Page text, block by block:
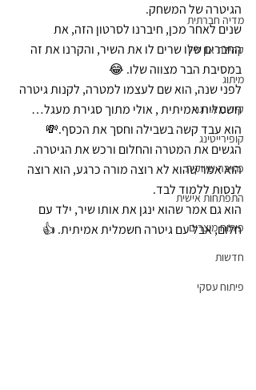
מדיה חברתית
קהילת און ליין
מיתוג
קידום אורגני
קופירייטינג
כתיבה שיווקית
התפתחות אישית
פיתוח מוצרים
חדשות
פיתוח עסקי
הגיטרה של המשחק.
שנים לאחר מכן, חיברנו לסרטון הזה, את
החברים שלו שרים לו את השיר, והקרנו את זה
במסיבת הבר מצווה שלו. 😂
לפני שנה, הוא שם לעצמו למטרה, לקנות גיטרה
חשמלית אמיתית , אולי מתוך סגירת מעגל…
הוא עבד קשה בשבילה וחסך את הכסף.💸
הגשים את המטרה והחלום ורכש את הגיטרה.
הוא אמר שהוא לא רוצה מורה כרגע, הוא רוצה
לנסות ללמוד לבד.
הוא גם אמר שהוא ינגן את אותו שיר, ילד עם
חלום, אבל עם גיטרה חשמלית אמיתית. 👍